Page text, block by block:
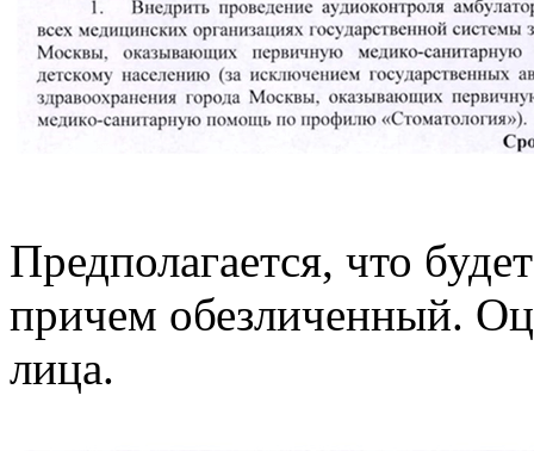
Предполагается, что
причем обезличенный.
лица.